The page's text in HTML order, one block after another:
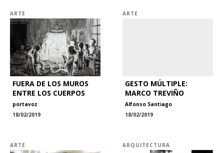
ARTE
FUERA DE LOS MUROS
ENTRE LOS CUERPOS
portavoz
18/02/2019
ARTE
GESTO MÚLTIPLE:
MARCO TREVIÑO
Alfonso Santiago
18/02/2019
ARTE ARQUITECTURA